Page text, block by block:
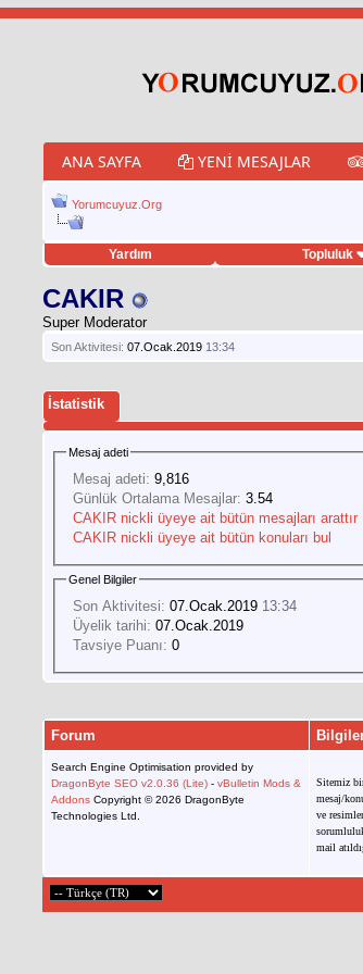
ANA SAYFA YENI MESAJLAR
Yorumcuyuz.Org
Yardım Topluluk
retweet hilesi
CAKIR
Super Moderator
Son Aktivitesi: 07.Ocak.2019 13:34
İstatistik
Mesaj adeti
Mesaj adeti: 9,816
Günlük Ortalama Mesajlar: 3.54
CAKIR nickli üyeye ait bütün mesajları arattır
CAKIR nickli üyeye ait bütün konuları bul
Genel Bilgiler
Son Aktivitesi: 07.Ocak.2019 13:34
Üyelik tarihi: 07.Ocak.2019
Tavsiye Puanı: 0
Forum
Search Engine Optimisation provided by
DragonByte SEO v2.0.36 (Lite) - vBulletin Mods &
Addons Copyright © 2026 DragonByte
Technologies Ltd.
Sitemiz
mesaj/
ve
mail